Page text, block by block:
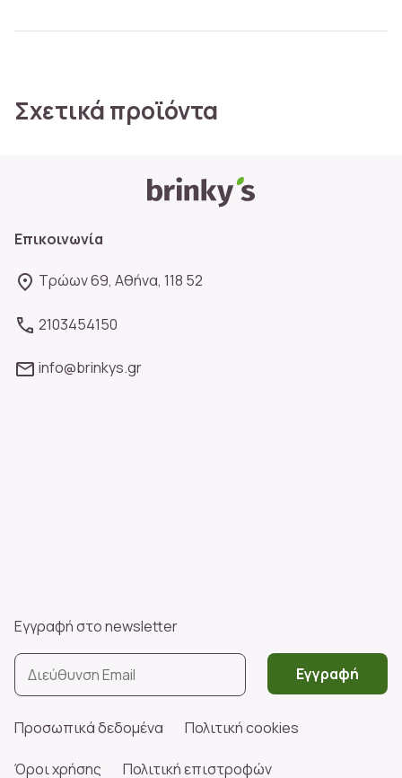
Σχετικά προϊόντα
Επικοινωνία
Τρώων 69, Αθήνα, 118 52
2103454150
info@brinkys.gr
Εγγραφή στο newsletter
Εγγραφή
Προσωπικά δεδομένα Πολιτική cookies
Όροι χρήσης Πολιτική επιστροφών